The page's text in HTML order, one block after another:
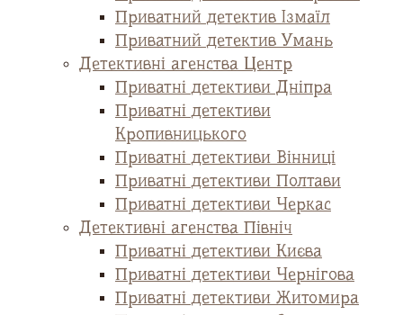
Приватний детектив Ізмаїл
Приватний детектив Умань
Детективні агенства Центр
Приватні детективи Дніпра
Приватні детективи
Кропивницького
Приватні детективи Вінниці
Приватні детективи Полтави
Приватні детективи Черкас
Детективні агенства Північ
Приватні детективи Києва
Приватні детективи Чернігова
Приватні детективи Житомира